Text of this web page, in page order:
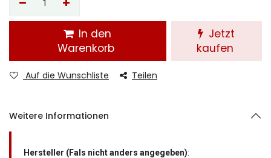
In den
Warenkorb
Jetzt
kaufen
Auf die Wunschliste Teilen
Weitere Informationen
Hersteller (Fals nicht anders angegeben):